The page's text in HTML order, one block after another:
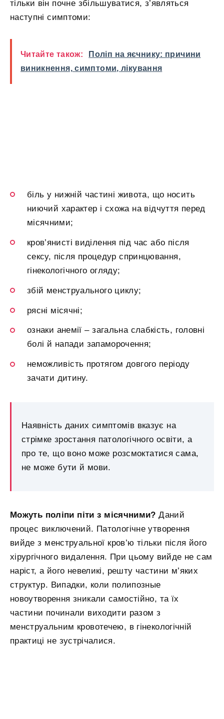
тільки він почне збільшуватися, з’являться
наступні симптоми:
Читайте також:
Поліп на яєчнику: причини
виникнення, симптоми, лікування
біль у нижній частині живота, що носить
ниючий характер і схожа на відчуття перед
місячними;
кров’янисті виділення під час або після
сексу, після процедур спринцювання,
гінекологічного огляду;
збій менструального циклу;
рясні місячні;
ознаки анемії – загальна слабкість, головні
болі й напади запаморочення;
неможливість протягом довгого періоду
зачати дитину.
Наявність даних симптомів вказує на
стрімке зростання патологічного освіти, а
про те, що воно може розсмоктатися сама,
не може бути й мови.
Можуть поліпи піти з місячними?Даний
процес виключений. Патологічне утворення
вийде з менструальної кров’ю тільки після його
хірургічного видалення. При цьому вийде не сам
наріст, а його невеликі, решту частини м’яких
структур. Випадки, коли полипозные
новоутворення зникали самостійно, та їх
частини починали виходити разом з
менструальним кровотечею, в гінекологічній
практиці не зустрічалися.